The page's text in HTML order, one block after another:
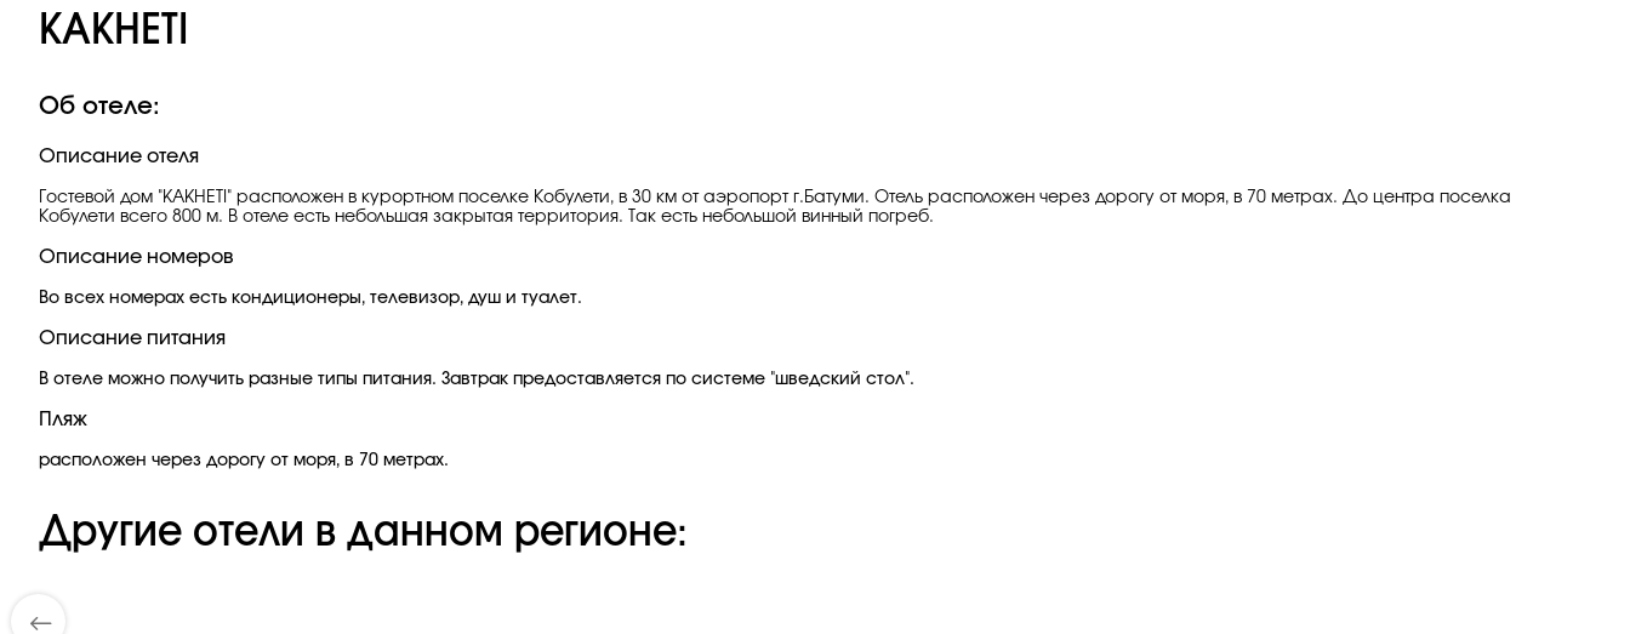
KAKHETI
Об отеле:
Описание отеля
Гостевой дом "KAKHETI" расположен в курортном поселке Кобулети, в 30 км от аэропорт г.Батуми. Отель расположен через дорогу от моря, в 70 метрах. До центра поселка
Кобулети всего 800 м. В отеле есть небольшая закрытая территория. Так есть небольшой винный погреб.
Описание номеров
Во всех номерах есть кондиционеры, телевизор, душ и туалет.
Описание питания
В отеле можно получить разные типы питания. Завтрак предоставляется по системе "шведский стол".
Пляж
расположен через дорогу от моря, в 70 метрах.
Другие отели в данном регионе: